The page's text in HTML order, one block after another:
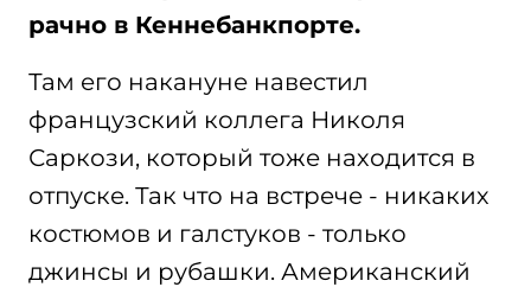
рачно в Кеннебанкпорте.
Там его накануне навестил
французский коллега Николя
Саркози, который тоже находится в
отпуске. Так что на встрече - никаких
костюмов и галстуков - только
джинсы и рубашки. Американский